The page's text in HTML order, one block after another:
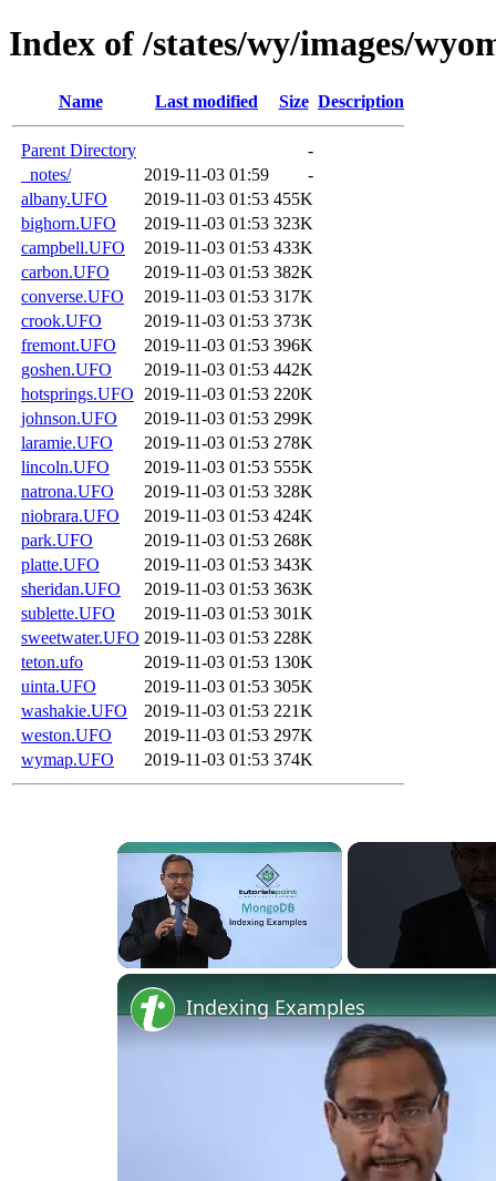
Index of /states/wy/images/
Name Last modified Size Description
Parent Directory
-
_notes/
2019-11-03 01:59
-
albany.UFO
2019-11-03 01:53 455K
bighorn.UFO
2019-11-03 01:53 323K
campbell.UFO
2019-11-03 01:53 433K
carbon.UFO
2019-11-03 01:53 382K
converse.UFO
2019-11-03 01:53 317K
crook.UFO
2019-11-03 01:53 373K
fremont.UFO
2019-11-03 01:53 396K
goshen.UFO
2019-11-03 01:53 442K
hotsprings.UFO
2019-11-03 01:53 220K
johnson.UFO
2019-11-03 01:53 299K
laramie.UFO
2019-11-03 01:53 278K
lincoln.UFO
2019-11-03 01:53 555K
natrona.UFO
2019-11-03 01:53 328K
niobrara.UFO
2019-11-03 01:53 424K
park.UFO
2019-11-03 01:53 268K
platte.UFO
2019-11-03 01:53 343K
sheridan.UFO
2019-11-03 01:53 363K
sublette.UFO
2019-11-03 01:53 301K
sweetwater.UFO 2019-11-03 01:53 228K
teton.ufo
2019-11-03 01:53 130K
uinta.UFO
2019-11-03 01:53 305K
washakie.UFO
2019-11-03 01:53 221K
weston.UFO
2019-11-03 01:53 297K
wymap.UFO
2019-11-03 01:53 374K
Indexing Examples